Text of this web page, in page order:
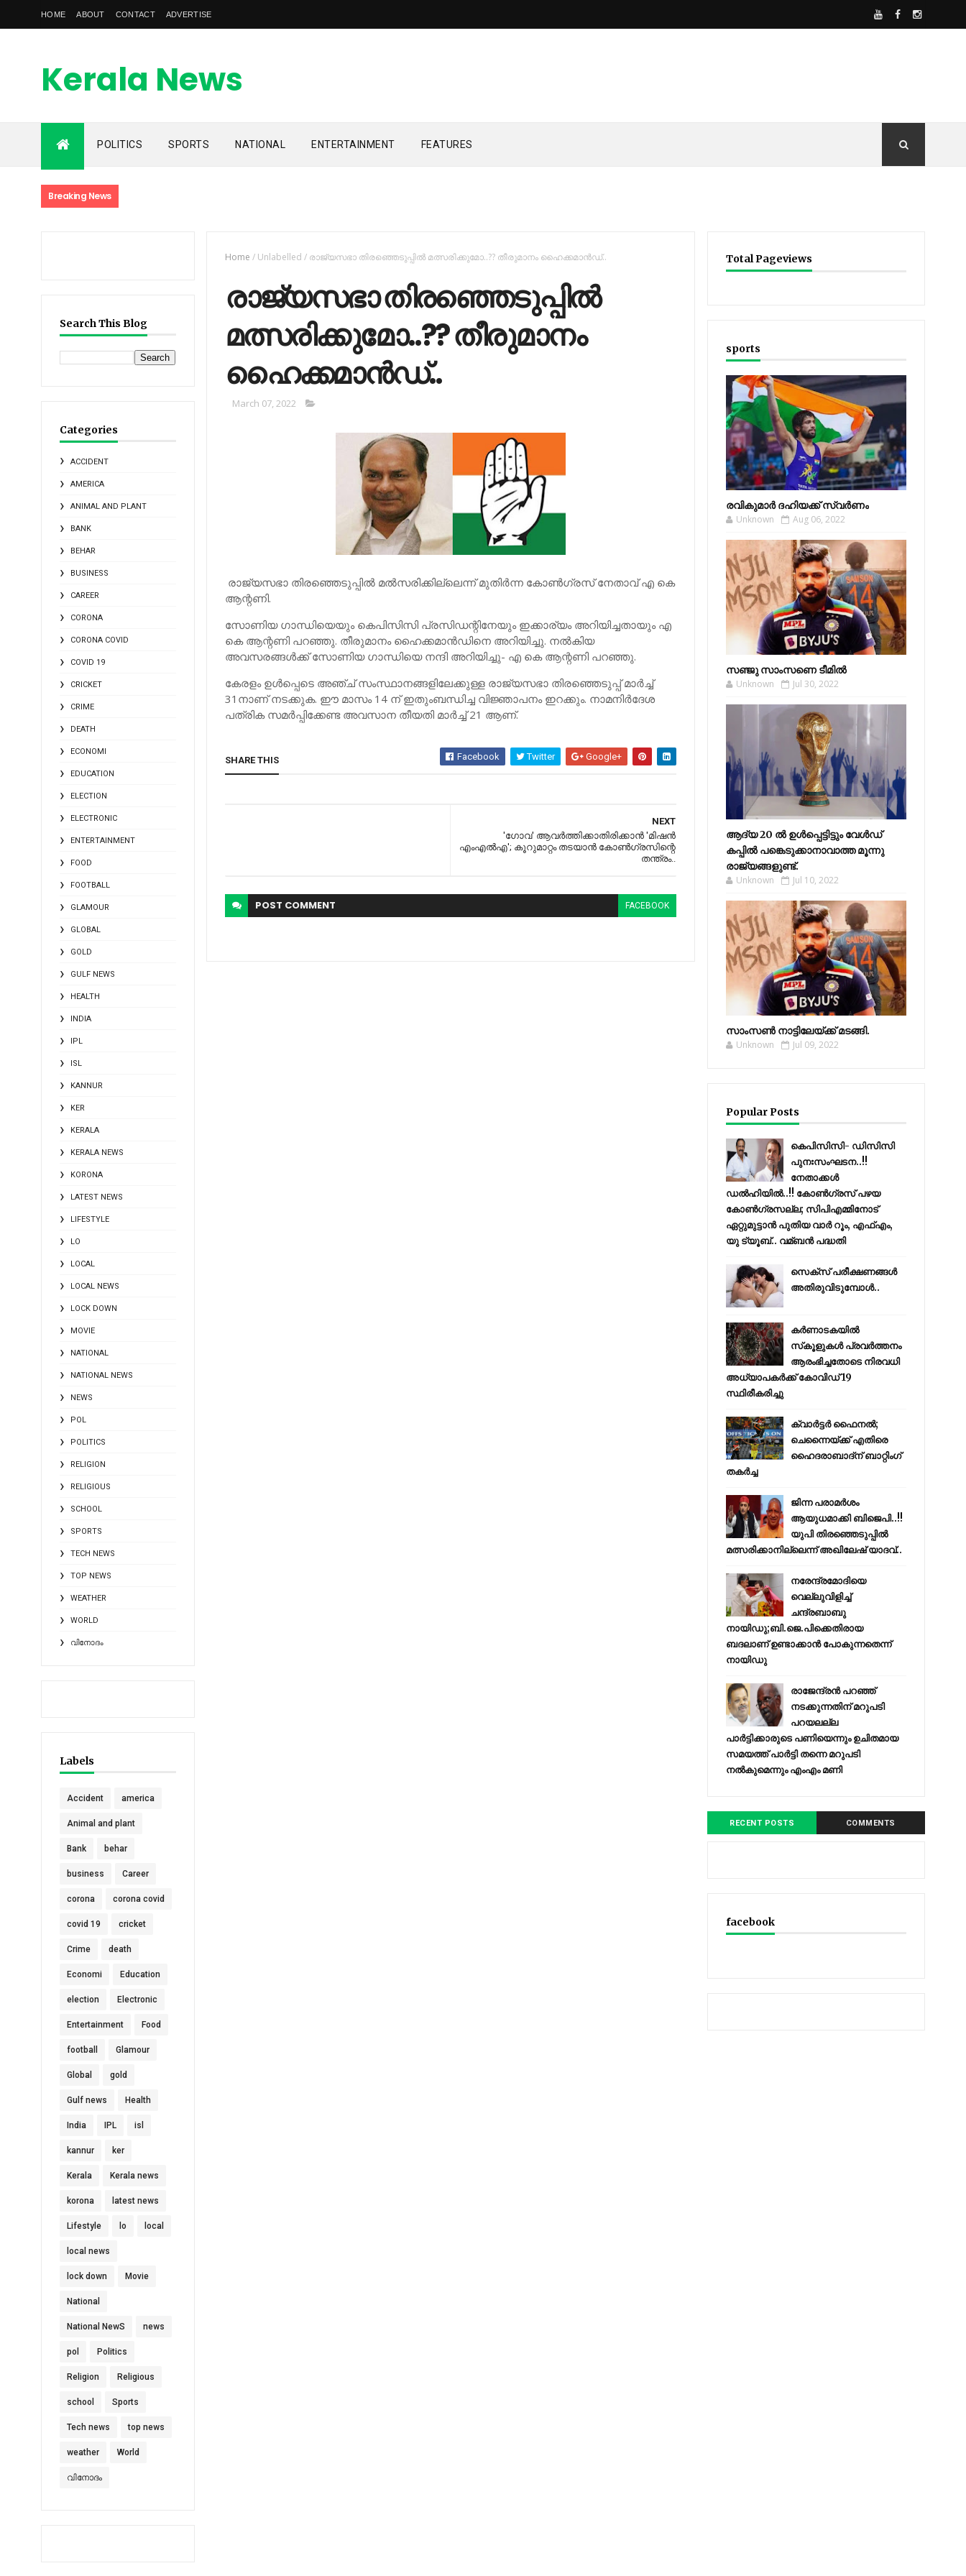
HOME ABOUT CONTACT ADVERTISE
Kerala News
Feed
kerala news feed is the one of the best malayalam online
POLITICS SPORTS NATIONAL ENTERTAINMENT FEATURES
Breaking News
Search This Blog
Categories
ACCIDENT
AMERICA
ANIMAL AND PLANT
BANK
BEHAR
BUSINESS
CAREER
CORONA
CORONA COVID
COVID 19
CRICKET
CRIME
DEATH
ECONOMI
EDUCATION
ELECTION
ELECTRONIC
ENTERTAINMENT
FOOD
FOOTBALL
GLAMOUR
GLOBAL
GOLD
GULF NEWS
HEALTH
INDIA
IPL
ISL
KANNUR
KER
KERALA
KERALA NEWS
KORONA
LATEST NEWS
LIFESTYLE
LO
LOCAL
LOCAL NEWS
LOCK DOWN
MOVIE
NATIONAL
NATIONAL NEWS
NEWS
POL
POLITICS
RELIGION
RELIGIOUS
SCHOOL
SPORTS
TECH NEWS
TOP NEWS
WEATHER
WORLD
വിനോദം
Labels
Accident america
Animal and plant
Bank behar
business Career
corona corona covid
covid 19 cricket
Crime death
Economi Education
election Electronic
Entertainment Food
football Glamour
Global gold
Gulf news Health
India IPL isl
kannur ker
Kerala Kerala news
korona latest news
Lifestyle lo local
local news
lock down Movie
National
National NewS news
pol Politics
Religion Religious
school Sports
Tech news top news
weather World
വിനോദം
Home / Unlabelled/ രാജ്യസഭാ തിരഞ്ഞെടുപ്പിൽ മത്സരിക്കുമോ..?? തീരുമാനം ഹൈക്കമാന്‍ഡ്..
രാജ്യസഭാ തിരഞ്ഞെടുപ്പിൽ
മത്സരിക്കുമോ..?? തീരുമാനം
ഹൈക്കമാന്‍ഡ്..
March 07, 2022
രാജ്യസഭാ തിരഞ്ഞെടുപ്പില്‍ മല്‍സരിക്കില്ലെന്ന് മുതിര്‍ന്ന കോണ്‍ഗ്രസ് നേതാവ് എ കെ
ആന്റണി.
സോണിയ ഗാന്ധിയെയും കെപിസിസി പ്രസിഡന്റിനേയും ഇക്കാര്യം അറിയിച്ചതായും എ
കെ ആന്റണി പറഞ്ഞു. തീരുമാനം ഹൈക്കമാന്‍ഡിനെ അറിയിച്ചു. നല്‍കിയ
അവസരങ്ങള്‍ക്ക് സോണിയ ഗാന്ധിയെ നന്ദി അറിയിച്ചു- എ കെ ആന്റണി പറഞ്ഞു.
കേരളം ഉള്‍പ്പെടെ അഞ്ച് സംസ്ഥാനങ്ങളിലേക്കുള്ള രാജ്യസഭാ തിരഞ്ഞെടുപ്പ് മാര്‍ച്ച്‌
31നാണ് നടക്കുക. ഈ മാസം 14 ന് ഇതുംബന്ധിച്ച വിജ്ഞാപനം ഇറക്കും. നാമനിര്‍ദേശ
പത്രിക സമര്‍പ്പിക്കേണ്ട അവസാന തീയതി മാര്‍ച്ച്‌ 21 ആണ്.
SHARE THIS Facebook Twitter Google+
NEXT
'ഗോവ' ആവര്‍ത്തിക്കാതിരിക്കാന്‍ 'മിഷന്‍
എംഎല്‍എ'; കൂറുമാറ്റം തടയാന്‍ കോണ്‍ഗ്രസിന്റെ
തന്ത്രം..
POST COMMENT FACEBOOK
Total Pageviews
sports
രവികുമാര്‍ ദഹിയക്ക് സ്വര്‍ണം
Unknown Aug 06, 2022
സഞ്ജു സാംസണെ ടീമില്‍
Unknown Jul 30, 2022
ആദ്യ 20 ല്‍ ഉള്‍പ്പെട്ടിട്ടും വേള്‍ഡ്
കപ്പില്‍ പങ്കെടുക്കാനാവാത്ത മൂന്നു
രാജ്യങ്ങളുണ്ട്.
Unknown Jul 10, 2022
സാംസണ്‍ നാട്ടിലേയ്‌ക്ക് മടങ്ങി.
Unknown Jul 09, 2022
Popular Posts
കെപിസിസി- ഡിസിസി
പുനഃസംഘടന..!!
നേതാക്കൾ
ഡൽഹിയിൽ..!! കോണ്‍ഗ്രസ് പഴയ
കോണ്‍ഗ്രസല്ല; സിപിഎമ്മിനോട്
ഏറ്റുമുട്ടാന്‍ പുതിയ വാര്‍ റൂം, എഫ്‌എം,
യു ട്യൂബ്.. വമ്ബന്‍ പദ്ധതി
സെക്സ് പരീക്ഷണങ്ങൾ
അതിരുവിടുമ്പോൾ..
കര്‍ണാടകയില്‍
സ്‌കൂളുകള്‍ പ്രവര്‍ത്തനം
ആരംഭിച്ചതോടെ നിരവധി
അധ്യാപകര്‍ക്ക് കോവിഡ് 19
സ്ഥിരീകരിച്ചു
ക്വാർട്ടർ ഫൈനൽ;
ചെന്നൈയ്ക്ക് എതിരെ
ഹൈദരാബാദ്ന് ബാറ്റിംഗ്
തകർച്ച
ജിന്ന പരാമര്‍ശം
ആയുധമാക്കി ബിജെപി..!!
യുപി തിരഞ്ഞെടുപ്പില്‍
മത്സരിക്കാനില്ലെന്ന് അഖിലേഷ് യാദവ്..
നരേന്ദ്രമോദിയെ
വെല്ലുവിളിച്ച്
ചന്ദ്രബാബു
നായിഡു;ബി.ജെ.പിക്കെതിരായ
ബദലാണ് ഉണ്ടാക്കാന്‍ പോകുന്നതെന്ന്
നായിഡു
രാജേന്ദ്രന്‍ പറഞ്ഞ്
നടക്കുന്നതിന് മറുപടി
പറയലല്ല
പാര്‍ട്ടിക്കാരുടെ പണിയെന്നും ഉചിതമായ
സമയത്ത് പാര്‍ട്ടി തന്നെ മറുപടി
നല്‍കുമെന്നും എംഎം മണി
RECENT POSTS COMMENTS
facebook